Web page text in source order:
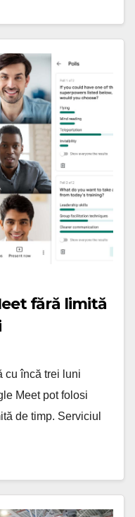
fără limită
cu încă trei luni
Meet pot folosi
de timp. Serviciul